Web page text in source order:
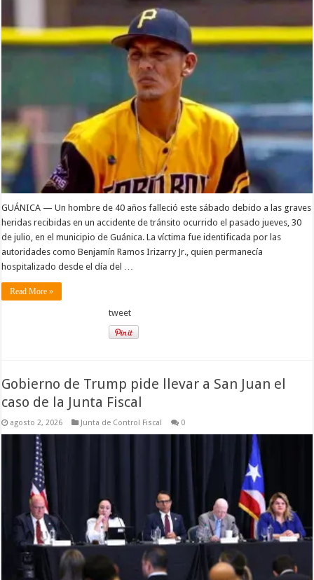
GUÁNICA — Un hombre de 40 años falleció este sábado debido a las graves
heridas recibidas en un accidente de tránsito ocurrido el pasado jueves, 30
de julio, en el municipio de Guánica. La víctima fue identificada por las
autoridades como Benjamín Ramos Irizarry Jr., quien permanecía
hospitalizado desde el día del …
Read More »
tweet
Gobierno de Trump pide llevar a San Juan el
caso de la Junta Fiscal
agosto 2, 2026 Junta de Control Fiscal 0